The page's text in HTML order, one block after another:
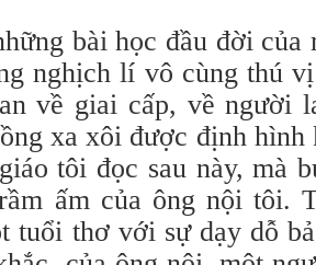
bài học đầu đời
nghịch lí vô cùng thú
về giai cấp, về người
xa xôi được định hình
tôi đọc sau này, mà
ấm của ông nội tôi.
tuổi thơ với sự dạy dỗ